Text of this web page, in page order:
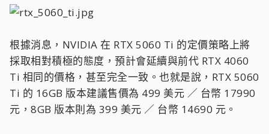
根據消息，NVIDIA 在 RTX 5060 Ti 的定價策略上將
採取相對積極的態度，預計會延續與前代 RTX 4060
Ti 相同的價格，甚至完全一致。也就是說，RTX 5060
Ti 的 16GB 版本建議售價為 499 美元 ／ 台幣 17990
元，8GB 版本則為 399 美元 ／ 台幣 14690 元。